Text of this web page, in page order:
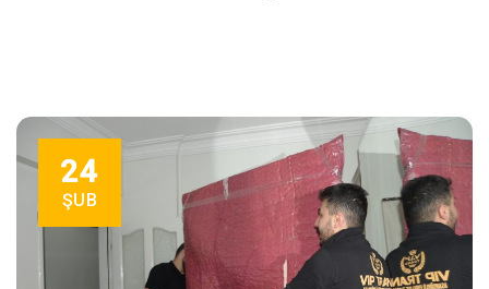
24
ŞUB